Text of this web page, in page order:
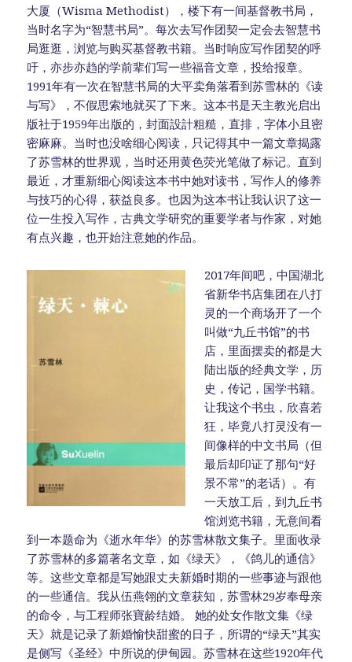
大厦（Wisma Methodist），楼下有一间基督教书局，
当时名字为“智慧书局”。每次去写作团契一定会去智慧书
局逛逛，浏览与购买基督教书籍。当时响应写作团契的呼
吁，亦步亦趋的学前辈们写一些福音文章，投给报章。
1991年有一次在智慧书局的大平卖角落看到苏雪林的《读
与写》，不假思索地就买了下来。这本书是天主教光启出
版社于1959年出版的，封面設計粗糙，直排，字体小且密
密麻麻。当时也没啥细心阅读，只记得其中一篇文章揭露
了苏雪林的世界观，当时还用黄色荧光笔做了标记。直到
最近，才重新细心阅读这本书中她对读书，写作人的修养
与技巧的心得，获益良多。也因为这本书让我认识了这一
位一生投入写作，古典文学研究的重要学者与作家，对她
有点兴趣，也开始注意她的作品。
2017年间吧，中国湖北
省新华书店集团在八打
灵的一个商场开了一个
叫做“九丘书馆”的书
店，里面摆卖的都是大
陆出版的经典文学，历
史，传记，国学书籍。
让我这个书虫，欣喜若
狂，毕竟八打灵没有一
间像样的中文书局（但
最后却印证了那句“好
景不常”的老话）。有
一天放工后，到九丘书
馆浏览书籍，无意间看
到一本题命为《逝水年华》的苏雪林散文集子。里面收录
了苏雪林的多篇著名文章，如《绿天》，《鸽儿的通信》
等。这些文章都是写她跟丈夫新婚时期的一些事迹与跟他
的一些通信。我从伍燕翎的文章获知，苏雪林29岁奉母亲
的命令，与工程师张寶龄结婚。 她的处女作散文集《绿
天》就是记录了新婚愉快甜蜜的日子，所谓的“绿天”其实
是侧写《圣经》中所说的伊甸园。苏雪林在这些1920年代